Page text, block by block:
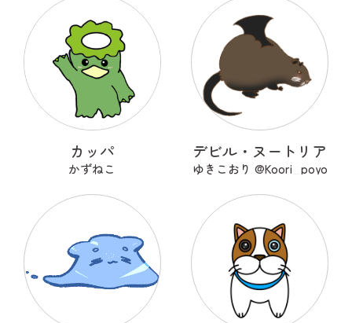
カッパ
かずねこ
デビル・ヌートリア
ゆきこおり @Koori_poyo